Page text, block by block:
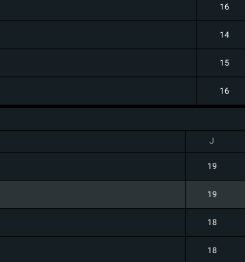
16
14
15
16
J
19
19
18
18